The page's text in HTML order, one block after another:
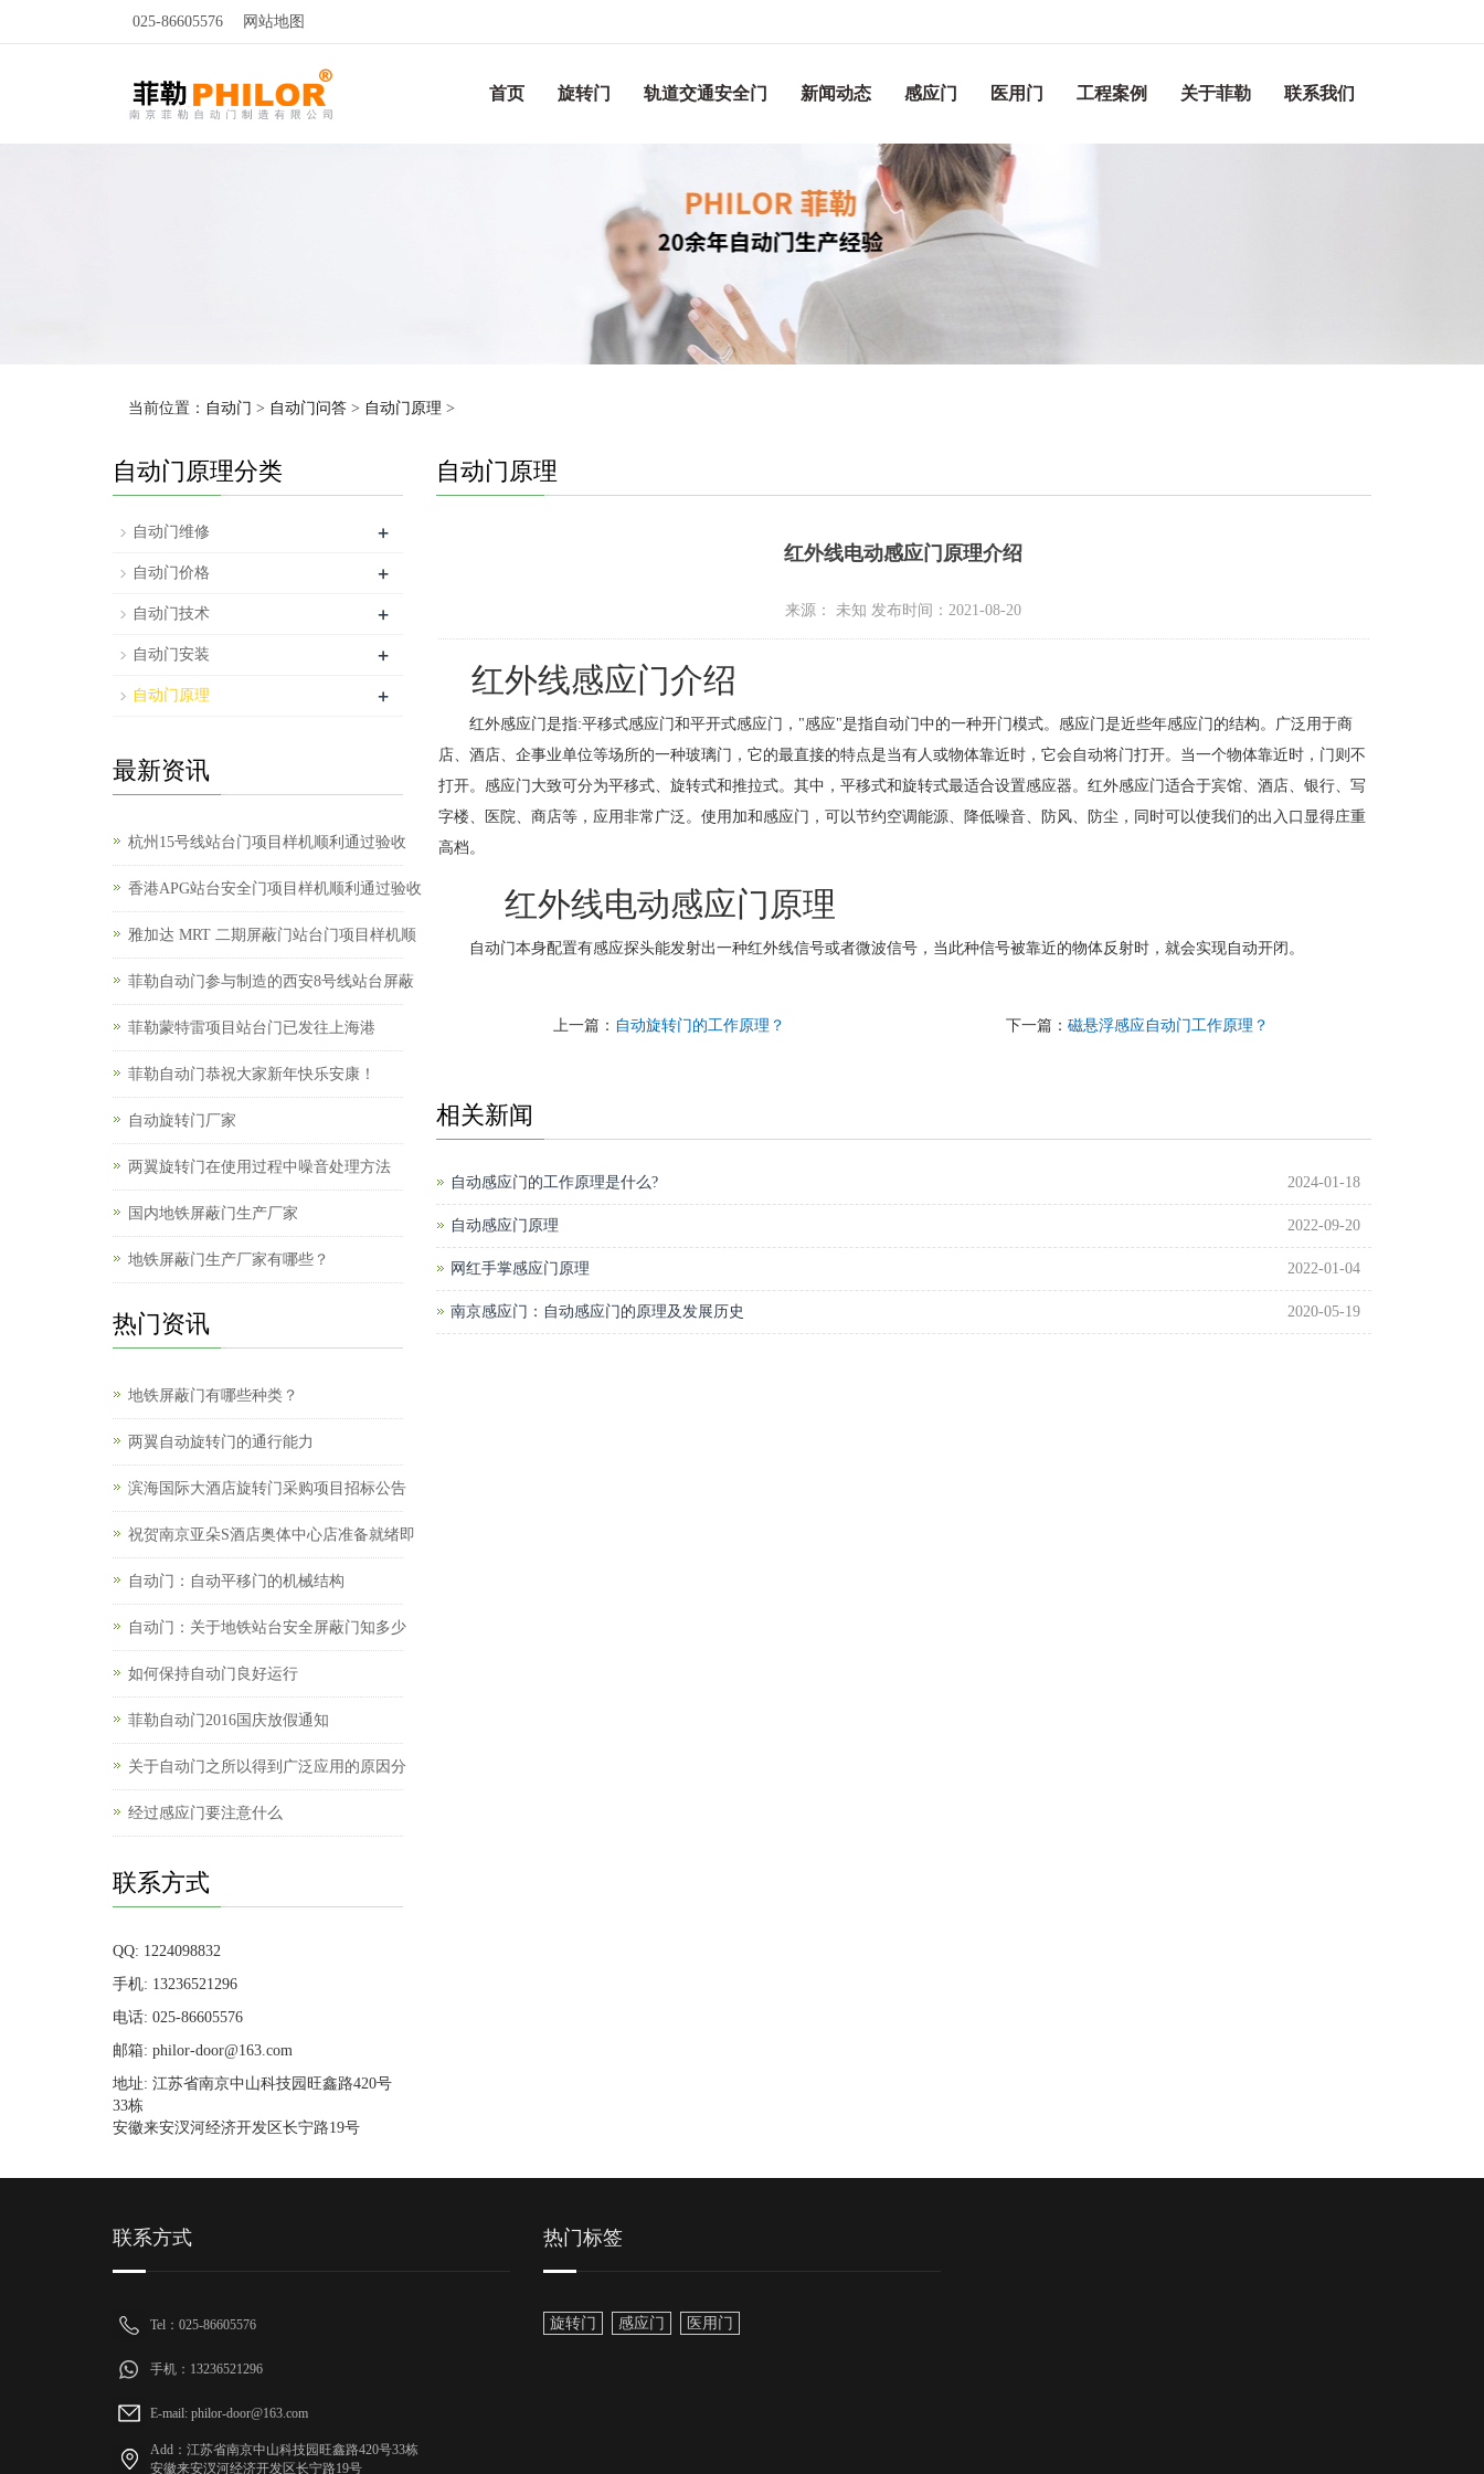
025-86605576 网站地图
首页 旋转门 轨道交通安全门 新闻动态 感应门 医用门 工程案例 关于菲勒 联系我们
当前位置： 自动门 > 自动门问答 > 自动门原理 >
自动门原理
红外线电动感应门原理介绍
来源： 未知 发布时间：2021-08-20
红外线感应门介绍
红外感应门是指:平移式感应门和平开式感应门，"感应"是指自动门中的一种开门模式。感应门是近些年感应门的结构。广泛用于商
店、酒店、企事业单位等场所的一种玻璃门，它的最直接的特点是当有人或物体靠近时，它会自动将门打开。当一个物体靠近时，门则不
打开。感应门大致可分为平移式、旋转式和推拉式。其中，平移式和旋转式最适合设置感应器。红外感应门适合于宾馆、酒店、银行、写
字楼、医院、商店等，应用非常广泛。使用加和感应门，可以节约空调能源、降低噪音、防风、防尘，同时可以使我们的出入口显得庄重
高档。
红外线电动感应门原理
自动门本身配置有感应探头能发射出一种红外线信号或者微波信号，当此种信号被靠近的物体反射时，就会实现自动开闭。
上一篇： 自动旋转门的工作原理？ 下一篇：磁悬浮感应自动门工作原理？
相关新闻
自动感应门的工作原理是什么? 2024-01-18
自动感应门原理 2022-09-20
网红手掌感应门原理 2022-01-04
南京感应门：自动感应门的原理及发展历史 2020-05-19
自动门原理分类
自动门维修 +
自动门价格 +
自动门技术 +
自动门安装 +
自动门原理 +
最新资讯
杭州15号线站台门项目样机顺利通过验收
香港APG站台安全门项目样机顺利通过验收
雅加达 MRT 二期屏蔽门站台门项目样机顺
菲勒自动门参与制造的西安8号线站台屏蔽
菲勒蒙特雷项目站台门已发往上海港
菲勒自动门恭祝大家新年快乐安康！
自动旋转门厂家
两翼旋转门在使用过程中噪音处理方法
国内地铁屏蔽门生产厂家
地铁屏蔽门生产厂家有哪些？
热门资讯
地铁屏蔽门有哪些种类？
两翼自动旋转门的通行能力
滨海国际大酒店旋转门采购项目招标公告
祝贺南京亚朵S酒店奥体中心店准备就绪即
自动门：自动平移门的机械结构
自动门：关于地铁站台安全屏蔽门知多少
如何保持自动门良好运行
菲勒自动门2016国庆放假通知
关于自动门之所以得到广泛应用的原因分
经过感应门要注意什么
联系方式
QQ: 1224098832
手机: 13236521296
电话: 025-86605576
邮箱: philor-door@163.com
地址: 江苏省南京中山科技园旺鑫路420号
33栋
安徽来安汊河经济开发区长宁路19号
联系方式
Tel：025-86605576
手机：13236521296
E-mail: philor-door@163.com
Add：江苏省南京中山科技园旺鑫路420号33栋
安徽来安汊河经济开发区长宁路19号
热门标签
旋转门 感应门 医用门